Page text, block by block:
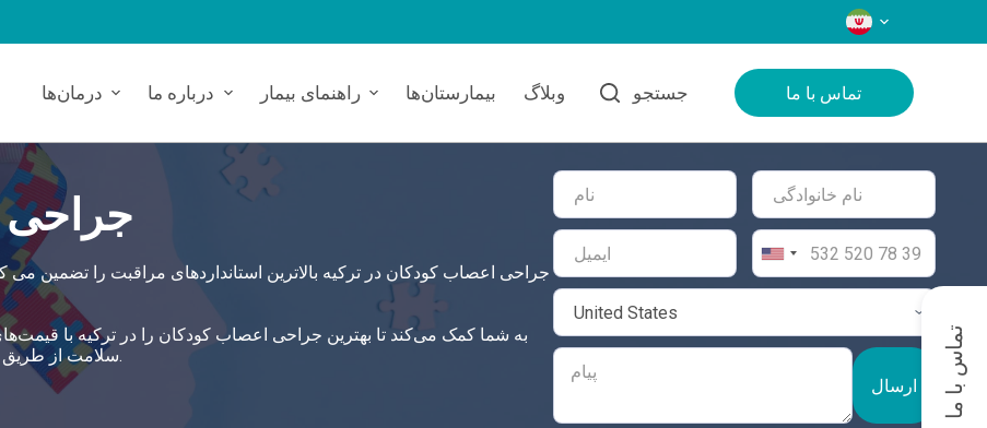
زبان‌ها
درمان‌ها درباره ما راهنمای بیمار بیمارستان‌ها وبلاگ جستجو تماس با ما
جراحی
جراحی اعصاب کودکان در ترکیه بالاترین استانداردهای مراقبت را تضمین می
سلامت از طریق بیمارستان‌های وابسته رویکرد خدماتی 360 درجه‌ای اتخاذ کنید.
ارسال تماس با ما